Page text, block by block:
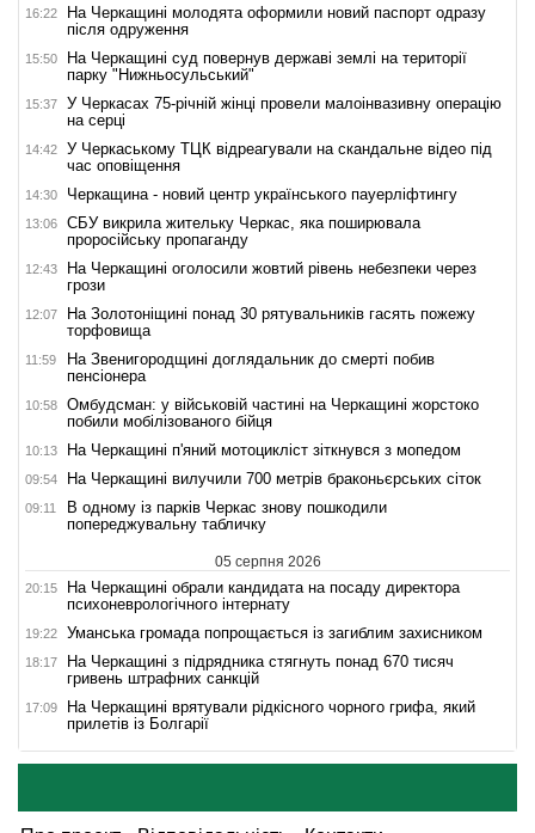
16:22
На Черкащині молодята оформили новий паспорт одразу
після одруження
15:50
На Черкащині суд повернув державі землі на території
парку "Нижньосульський"
15:37
У Черкасах 75-річній жінці провели малоінвазивну операцію
на серці
14:42
У Черкаському ТЦК відреагували на скандальне відео під
час оповіщення
14:30 Черкащина - новий центр українського пауерліфтингу
13:06
СБУ викрила жительку Черкас, яка поширювала
проросійську пропаганду
12:43
На Черкащині оголосили жовтий рівень небезпеки через
грози
12:07
На Золотоніщині понад 30 рятувальників гасять пожежу
торфовища
11:59
На Звенигородщині доглядальник до смерті побив
пенсіонера
10:58
Омбудсман: у військовій частині на Черкащині жорстоко
побили мобілізованого бійця
10:13 На Черкащині п'яний мотоцикліст зіткнувся з мопедом
09:54 На Черкащині вилучили 700 метрів браконьєрських сіток
09:11
В одному із парків Черкас знову пошкодили
попереджувальну табличку
05 серпня 2026
20:15
На Черкащині обрали кандидата на посаду директора
психоневрологічного інтернату
19:22 Уманська громада попрощається із загиблим захисником
18:17
На Черкащині з підрядника стягнуть понад 670 тисяч
гривень штрафних санкцій
17:09
На Черкащині врятували рідкісного чорного грифа, який
прилетів із Болгарії